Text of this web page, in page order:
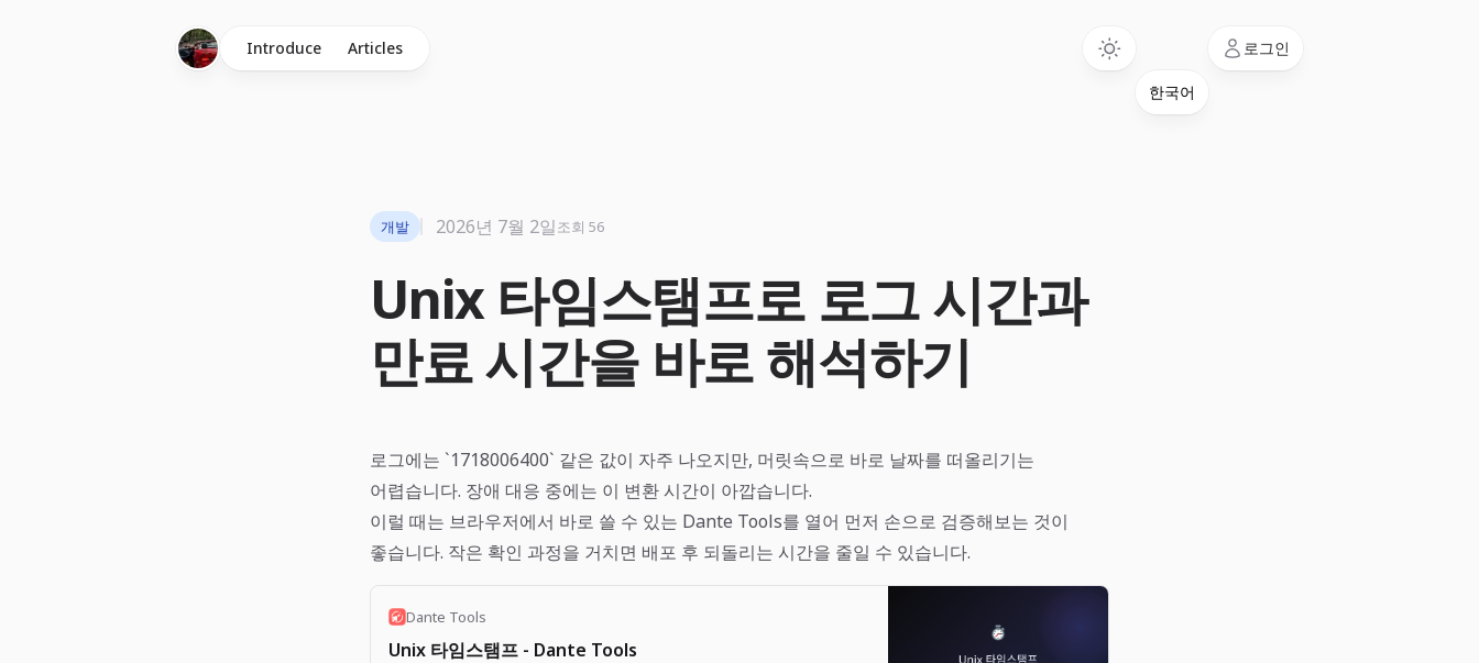
Introduce Articles 로그인
Unix 타임스탬프로 로그 시간과
만료 시간을 바로 해석하기
개발 2026년 7월 2일조회 56
로그에는 `1718006400` 같은 값이 자주 나오지만, 머릿속으로 바로 날짜를 떠올리기는
어렵습니다. 장애 대응 중에는 이 변환 시간이 아깝습니다.
이럴 때는 브라우저에서 바로 쓸 수 있는 Dante Tools를 열어 먼저 손으로 검증해보는 것이
좋습니다. 작은 확인 과정을 거치면 배포 후 되돌리는 시간을 줄일 수 있습니다.
Dante Tools
Unix 타임스탬프 - Dante Tools